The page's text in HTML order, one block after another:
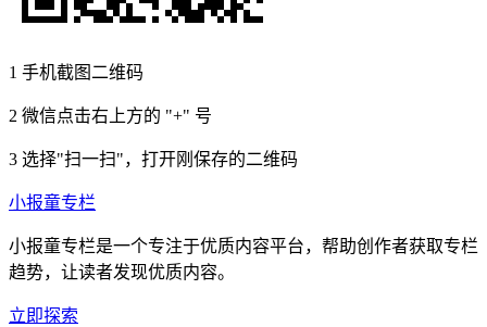
1 手机截图二维码
2 微信点击右上方的 "+" 号
3 选择"扫一扫"，打开刚保存的二维码
小报童专栏
小报童专栏是一个专注于优质内容平台，帮助创作者获取专栏
趋势，让读者发现优质内容。
立即探索